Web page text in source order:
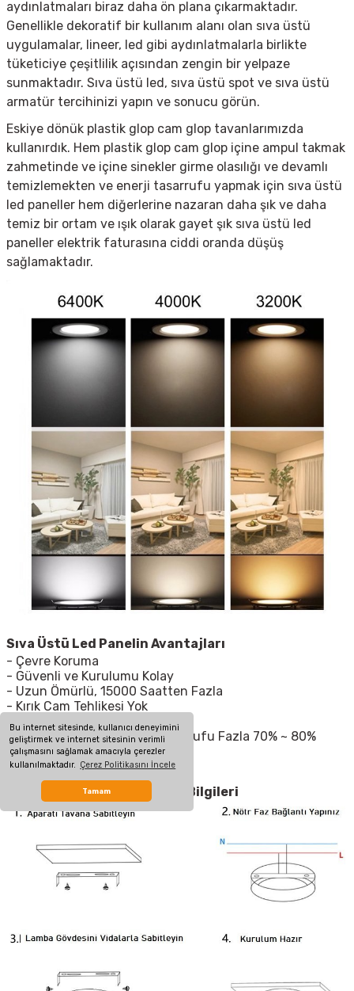
Bu internet sitesinde, kullanıcı deneyimini
geliştirmek ve internet sitesinin verimli
çalışmasını sağlamak amacıyla çerezler
kullanılmaktadır. Çerez Politikasını İncele
Tamam
aydınlatmaları biraz daha ön plana çıkarmaktadır.
Genellikle dekoratif bir kullanım alanı olan sıva üstü
uygulamalar, lineer, led gibi aydınlatmalarla birlikte
tüketiciye çeşitlilik açısından zengin bir yelpaze
sunmaktadır. Sıva üstü led, sıva üstü spot ve sıva üstü
armatür tercihinizi yapın ve sonucu görün.
Eskiye dönük plastik glop cam glop tavanlarımızda
kullanırdık. Hem plastik glop cam glop içine ampul takmak
zahmetinde ve içine sinekler girme olasılığı ve devamlı
temizlemekten ve enerji tasarrufu yapmak için sıva üstü
led paneller hem diğerlerine nazaran daha şık ve daha
temiz bir ortam ve ışık olarak gayet şık sıva üstü led
paneller elektrik faturasına ciddi oranda düşüş
sağlamaktadır.
Sıva Üstü Led Panelin Avantajları
- Çevre Koruma
- Güvenli ve Kurulumu Kolay
- Uzun Ömürlü, 15000 Saatten Fazla
- Kırık Cam Tehlikesi Yok
- Düşük Güç Tüketimi
- Yüksek Verimlilik, Enerji Tasarrufu Fazla 70% ~ 80%
- Şık Tasarım
- Alüminyum Alaşımlı Kabuk
Sıva Üstü Led Panel Montaj Bilgileri